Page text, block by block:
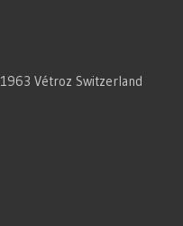
1963 Vétroz Switzerland